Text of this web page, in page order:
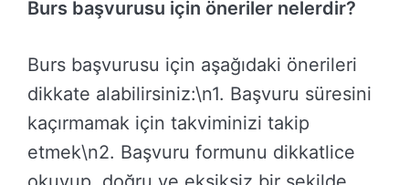
Burs başvurusu için öneriler nelerdir?
Burs başvurusu için aşağıdaki önerileri
dikkate alabilirsiniz:\n1. Başvuru süresini
kaçırmamak için takviminizi takip
etmek\n2. Başvuru formunu dikkatlice